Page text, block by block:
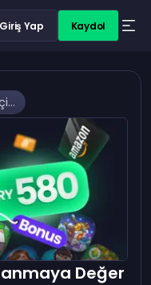
Giriş Yap Kaydol
Uber Eats için Araç Kullanmaya Değer mi? Detaylı Uber Eats İncelemem
Değer